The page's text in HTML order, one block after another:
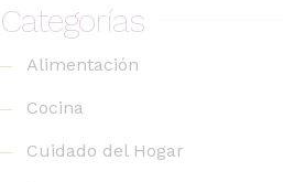
Categorías
Alimentación
Cocina
Cuidado del Hogar